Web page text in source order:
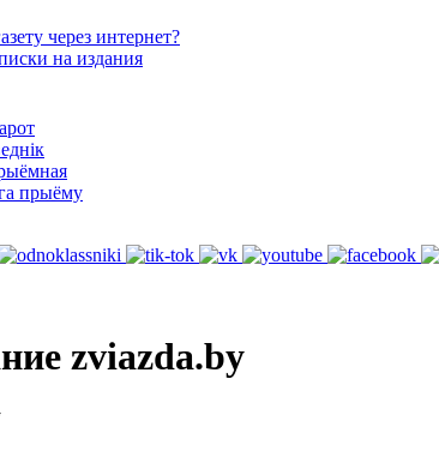
через интернет?
на издания
прыёму
zviazda.by